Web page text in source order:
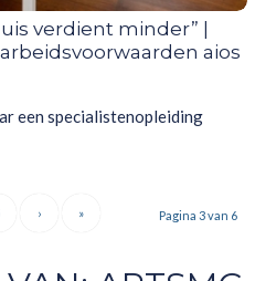
verdient minder” |
aios
een specialistenopleiding
Pagina 3 van 6
› »